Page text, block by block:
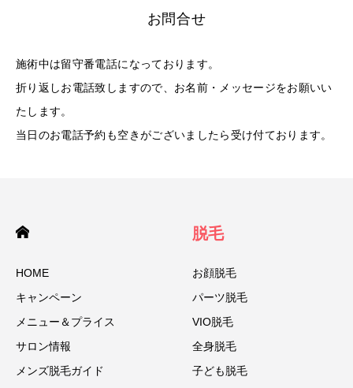
お問合せ
施術中は留守番電話になっております。
折り返しお電話致しますので、お名前・メッセージをお願いい
たします。
当日のお電話予約も空きがございましたら受け付ております。
HOME
キャンペーン
メニュー＆プライス
サロン情報
メンズ脱毛ガイド
脱毛
お顔脱毛
パーツ脱毛
VIO脱毛
全身脱毛
子ども脱毛